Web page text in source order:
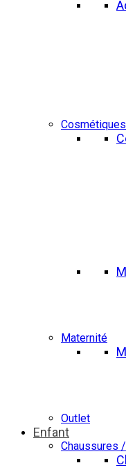
Cosmétiques
Maternité
Outlet
Enfant
Chaussures